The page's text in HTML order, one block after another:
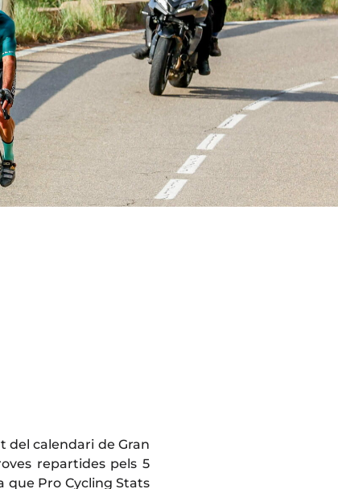
del calendari de Gran
repartides pels 5
que Pro Cycling Stats